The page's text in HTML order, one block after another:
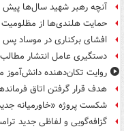
آنچه رهبر شهید سال‌ها پیش
حمایت هلندی‌ها از
افشای برکناری در موساد پس
دستگیری عامل انتشار
روایت تکان‌دهنده دانش‌آموز
هدف قرار گرفتن اتاق‌
شکست پروژه «خاورمیانه
گزافه‌گویی و لفاظی جدید